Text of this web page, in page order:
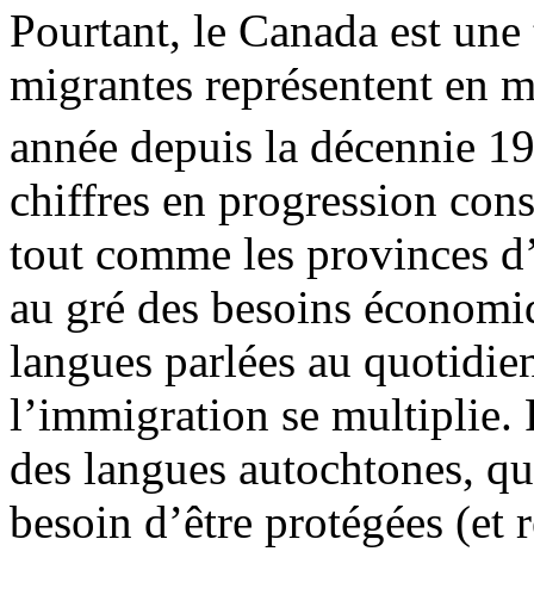
Pourtant, le Canada est
migrantes représentent en
année depuis la décennie
chiffres en progression
tout comme les provinces
au gré des besoins
langues parlées au
l’immigration se multiplie.
des langues autochtones,
besoin d’être protégées